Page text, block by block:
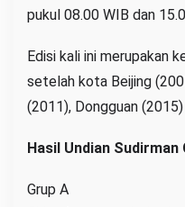
pukul 08.00 WIB dan
Edisi kali ini merupakan
setelah kota Beijing
(2011), Dongguan
Hasil Undian Sudirman
Grup A